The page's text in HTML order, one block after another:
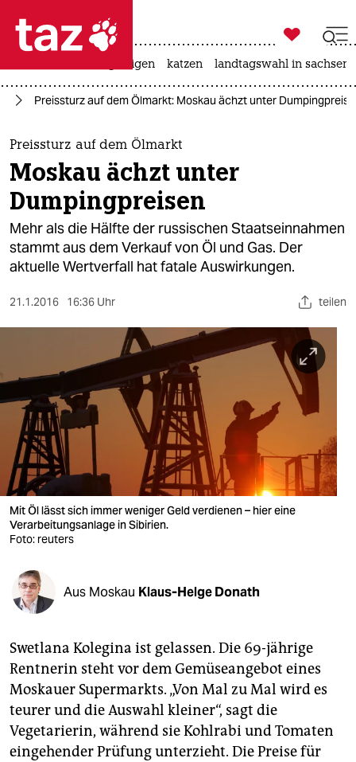
 taz zahl ich
taz zahl ich
themen
politik
öko
gesellschaft
sport
wahrheit
verlag
verlag
veranstaltungen
fragen & hilfe
abo
genossenschaft
epaper login

taz zahl ich
bergsteigen katzen landtagswahl in
Preissturz auf dem Ölmarkt: Moskau ächzt unter
Preissturz auf dem Ölmarkt
Moskau ächzt unter
Dumpingpreisen
Mehr als die Hälfte der russischen Staatseinnahmen
stammt aus dem Verkauf von Öl und Gas. Der
aktuelle Wertverfall hat fatale Auswirkungen.
21.1.2016 16:36 Uhr teilen
Mit Öl lässt sich immer weniger Geld verdienen – hier eine
Verarbeitungsanlage in Sibirien.
Foto: reuters
Aus Moskau Klaus-Helge Donath
Swetlana Kolegina ist gelassen. Die 69-jährige
Rentnerin steht vor dem Gemüseangebot eines
Moskauer Supermarkts. „Von Mal zu Mal wird es
teurer und die Auswahl kleiner“, sagt die
Vegetarierin, während sie Kohlrabi und Tomaten
eingehender Prüfung unterzieht. Die Preise für